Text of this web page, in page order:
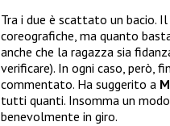
Tra i due è scattato un bacio.
coreografiche, ma quanto
anche che la ragazza sia
verificare). In ogni caso, però,
commentato. Ha suggerito a
tutti quanti. Insomma un
benevolmente in giro.